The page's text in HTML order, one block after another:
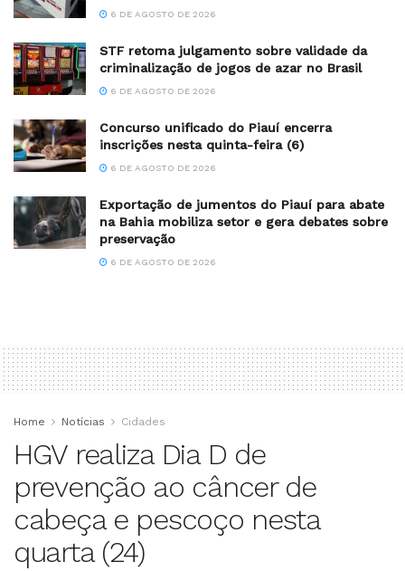
6 DE AGOSTO DE 2026
STF retoma julgamento sobre validade da
criminalização de jogos de azar no Brasil
6 DE AGOSTO DE 2026
Concurso unificado do Piauí encerra
inscrições nesta quinta-feira (6)
6 DE AGOSTO DE 2026
Exportação de jumentos do Piauí para abate
na Bahia mobiliza setor e gera debates sobre
preservação
6 DE AGOSTO DE 2026
Home Notícias Cidades
HGV realiza Dia D de
prevenção ao câncer de
cabeça e pescoço nesta
quarta (24)